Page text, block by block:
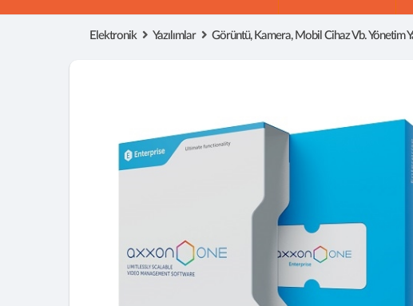
Elektronik Yazılımlar Görüntü, Kamera, Mobil Cihaz Vb. Yönetim